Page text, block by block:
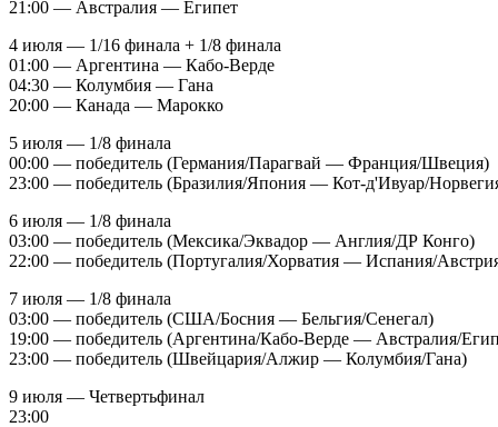
21:00 — Австралия — Египет
4 июля — 1/16 финала + 1/8 финала
01:00 — Аргентина — Кабо-Верде
04:30 — Колумбия — Гана
20:00 — Канада — Марокко
5 июля — 1/8 финала
00:00 — победитель (Германия/Парагвай — Франция/Швеция)
23:00 — победитель (Бразилия/Япония — Кот-д'Ивуар/
6 июля — 1/8 финала
03:00 — победитель (Мексика/Эквадор — Англия/ДР Конго)
22:00 — победитель (Португалия/Хорватия — Испания/
7 июля — 1/8 финала
03:00 — победитель (США/Босния — Бельгия/Сенегал)
19:00 — победитель (Аргентина/Кабо-Верде — Австралия/
23:00 — победитель (Швейцария/Алжир — Колумбия/Гана)
9 июля — Четвертьфинал
23:00